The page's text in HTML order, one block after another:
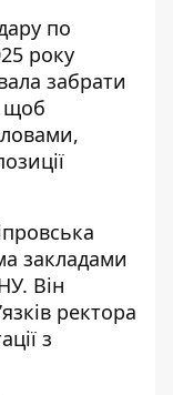
по
року
забрати
щоб
закладами
Він
ректора
з